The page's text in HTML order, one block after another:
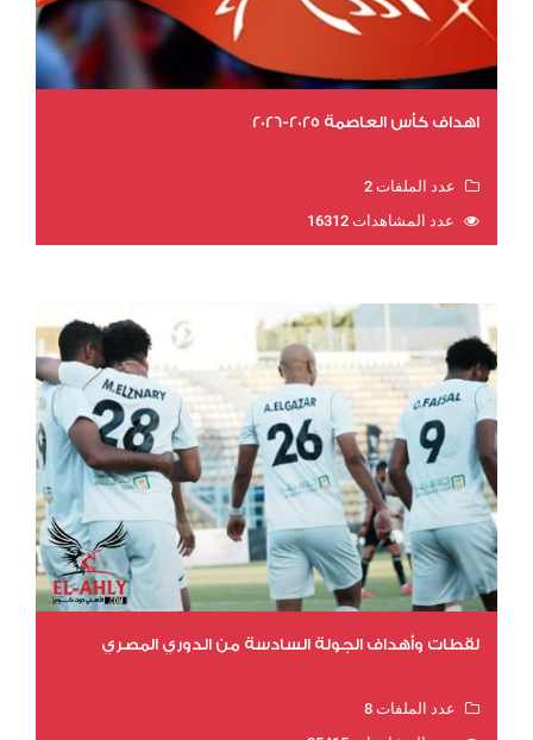
اهداف كأس العاصمة 2025-2026
عدد الملفات 2
عدد المشاهدات 16312
لقطات وأهداف الجولة السادسة من الدوري المصري
عدد الملفات 8